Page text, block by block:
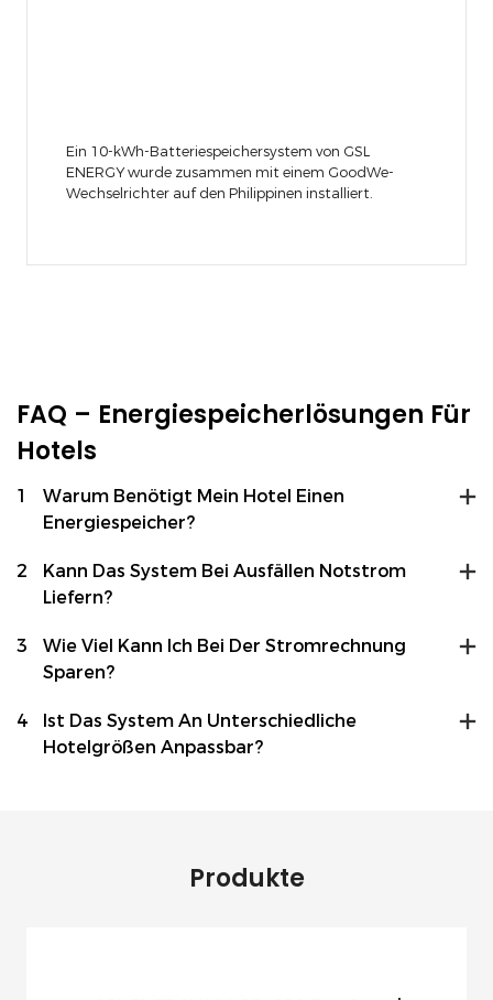
Ein 10-kWh-Batteriespeichersystem von GSL
ENERGY wurde zusammen mit einem GoodWe-
Wechselrichter auf den Philippinen installiert.
FAQ – Energiespeicherlösungen Für
Hotels
1
Warum Benötigt Mein Hotel Einen
Energiespeicher?
2
Kann Das System Bei Ausfällen Notstrom
Liefern?
3
Wie Viel Kann Ich Bei Der Stromrechnung
Sparen?
4
Ist Das System An Unterschiedliche
Hotelgrößen Anpassbar?
Produkte